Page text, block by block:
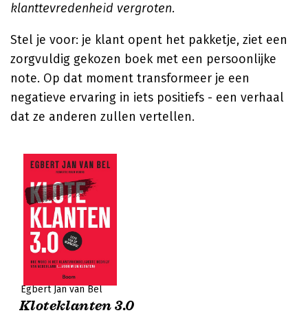
klanttevredenheid vergroten.
Stel je voor: je klant opent het pakketje, ziet een
zorgvuldig gekozen boek met een persoonlijke
note. Op dat moment transformeer je een
negatieve ervaring in iets positiefs - een verhaal
dat ze anderen zullen vertellen.
Egbert Jan van Bel
Kloteklanten 3.0